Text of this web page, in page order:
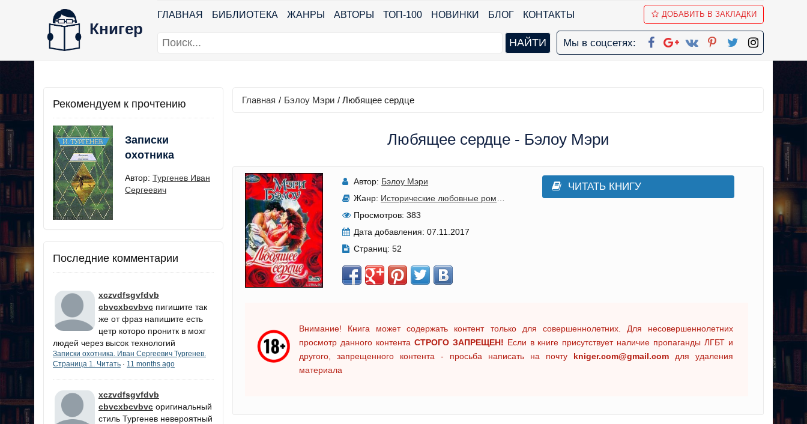
Книгер
ГЛАВНАЯ БИБЛИОТЕКА ЖАНРЫ АВТОРЫ ТОП-100 НОВИНКИ БЛОГ КОНТАКТЫ ДОБАВИТЬ В ЗАКЛАДКИ
Мы в соцсетях:
Рекомендуем к прочтению
Записки
охотника
Автор: Тургенев Иван
Сергеевич
Последние комментарии
xczvdfsgvfdvb
cbvcxbcvbvc пигишите так
же от фраз напишите есть
цетр которо пронитк в мохг
людей через высок технологий
Записки охотника. Иван Сергеевич Тургенев.
Страница 1. Читать · 11 months ago
xczvdfsgvfdvb
cbvcxbcvbvc оригинальный
стиль Тургенев невероятный
Главная / Бэлоу Мэри / Любящее сердце
Любящее сердце - Бэлоу Мэри
Автор: Бэлоу Мэри
Жанр: Исторические любовные романы
Просмотров: 383
Дата добавления: 07.11.2017
Страниц: 52
ЧИТАТЬ КНИГУ
Внимание! Книга может содержать контент только для совершеннолетних. Для несовершеннолетних
просмотр данного контента СТРОГО ЗАПРЕЩЕН! Если в книге присутствует наличие пропаганды ЛГБТ и
другого, запрещенного контента - просьба написать на почту kniger.com@gmail.com для удаления
материала